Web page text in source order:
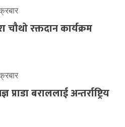
चौथो रक्तदान कार्यक्रम
प्राडा बराललाई अन्तर्राष्ट्रिय